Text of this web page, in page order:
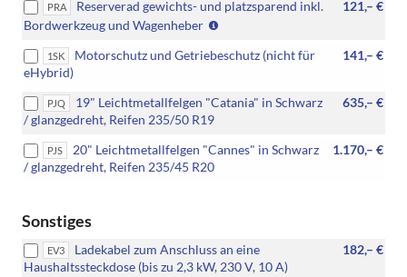
Verbindung
18"
"Bologna",
[PJQ]
Leichtmetallfelgen
oder
[PJU]
PRA 121,– €
Reserverad gewichts- und platzsparend inkl.
Bordwerkzeug und Wagenheber
eHybrid)
1SK 141,– €
Motorschutz und Getriebeschutz (nicht für
eHybrid)
PJQ 635,– €
19" Leichtmetallfelgen "Catania" in Schwarz
/ glanzgedreht, Reifen 235/50 R19
PJS 1.170,– €
20" Leichtmetallfelgen "Cannes" in Schwarz
/ glanzgedreht, Reifen 235/45 R20
Sonstiges
EV3 182,– €
Ladekabel zum Anschluss an eine
Haushaltssteckdose (bis zu 2,3 kW, 230 V, 10 A)